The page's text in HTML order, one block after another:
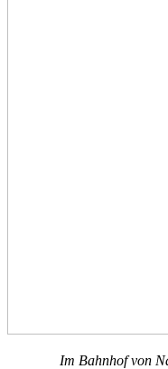
Im Bahnhof von